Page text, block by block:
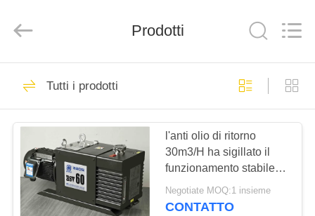
CASA.
PRODOTTI
NOI
Equipment
Rights
pulsometro rotatorio
della pala
Prodotti
Tutti i prodotti
l'anti olio di ritorno
30m3/H ha sigillato il
funzionamento stabile
della pompa a rotore
Negotiate MOQ:1 insieme
CONTATTO